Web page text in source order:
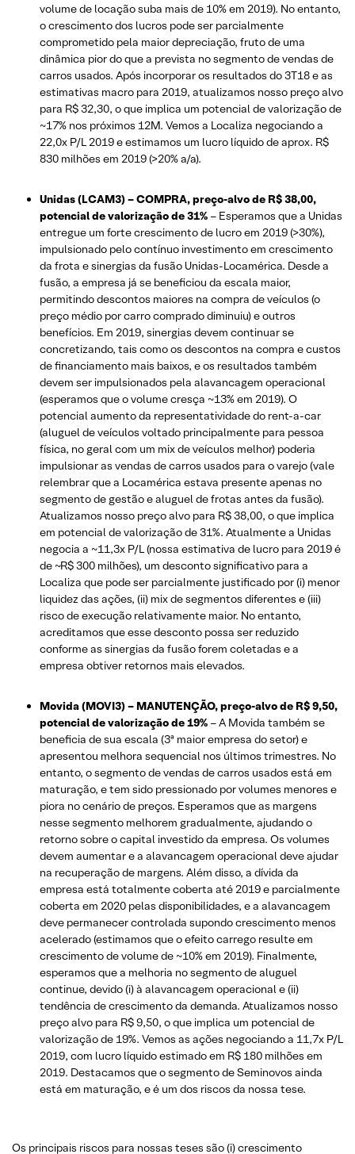
volume de locação suba mais de 10% em 2019). No entanto,
o crescimento dos lucros pode ser parcialmente
comprometido pela maior depreciação, fruto de uma
dinâmica pior do que a prevista no segmento de vendas de
carros usados. Após incorporar os resultados do 3T18 e as
estimativas macro para 2019, atualizamos nosso preço alvo
para R$ 32,30, o que implica um potencial de valorização de
~17% nos próximos 12M. Vemos a Localiza negociando a
22,0x P/L 2019 e estimamos um lucro líquido de aprox. R$
830 milhões em 2019 (>20% a/a).
Unidas (LCAM3) – COMPRA, preço-alvo de R$ 38,00,
potencial de valorização de 31% – Esperamos que a Unidas
entregue um forte crescimento de lucro em 2019 (>30%),
impulsionado pelo contínuo investimento em crescimento
da frota e sinergias da fusão Unidas-Locamérica. Desde a
fusão, a empresa já se beneficiou da escala maior,
permitindo descontos maiores na compra de veículos (o
preço médio por carro comprado diminuiu) e outros
benefícios. Em 2019, sinergias devem continuar se
concretizando, tais como os descontos na compra e custos
de financiamento mais baixos, e os resultados também
devem ser impulsionados pela alavancagem operacional
(esperamos que o volume cresça ~13% em 2019). O
potencial aumento da representatividade do rent-a-car
(aluguel de veículos voltado principalmente para pessoa
física, no geral com um mix de veículos melhor) poderia
impulsionar as vendas de carros usados ​​para o varejo (vale
relembrar que a Locamérica estava presente apenas no
segmento de gestão e aluguel de frotas antes da fusão).
Atualizamos nosso preço alvo para R$ 38,00, o que implica
em potencial de valorização de 31%. Atualmente a Unidas
negocia a ~11,3x P/L (nossa estimativa de lucro para 2019 é
de ~R$ 300 milhões), um desconto significativo para a
Localiza que pode ser parcialmente justificado por (i) menor
liquidez das ações, (ii) mix de segmentos diferentes e (iii)
risco de execução relativamente maior. No entanto,
acreditamos que esse desconto possa ser reduzido
conforme as sinergias da fusão forem coletadas e a
empresa obtiver retornos mais elevados.
Movida (MOVI3) – MANUTENÇÃO, preço-alvo de R$ 9,50,
potencial de valorização de 19% – A Movida também se
beneficia de sua escala (3ª maior empresa do setor) e
apresentou melhora sequencial nos últimos trimestres. No
entanto, o segmento de vendas de carros usados ​​está em
maturação, e tem sido pressionado por volumes menores e
piora no cenário de preços. Esperamos que as margens
nesse segmento melhorem gradualmente, ajudando o
retorno sobre o capital investido da empresa. Os volumes
devem aumentar e a alavancagem operacional deve ajudar
na recuperação de margens. Além disso, a dívida da
empresa está totalmente coberta até 2019 e parcialmente
coberta em 2020 pelas disponibilidades, e a alavancagem
deve permanecer controlada supondo crescimento menos
acelerado (estimamos que o efeito carrego resulte em
crescimento de volume de ~10% em 2019). Finalmente,
esperamos que a melhoria no segmento de aluguel
continue, devido (i) à alavancagem operacional e (ii)
tendência de crescimento da demanda. Atualizamos nosso
preço alvo para R$ 9,50, o que implica um potencial de
valorização de 19%. Vemos as ações negociando a 11,7x P/L
2019, com lucro líquido estimado em R$ 180 milhões em
2019. Destacamos que o segmento de Seminovos ainda
está em maturação, e é um dos riscos da nossa tese.
Os principais riscos para nossas teses são (i) crescimento